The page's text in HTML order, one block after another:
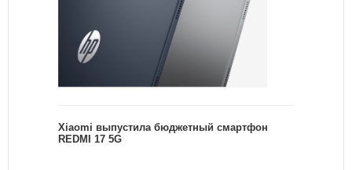
Xiaomi выпустила бюджетный смартфон
REDMI 17 5G